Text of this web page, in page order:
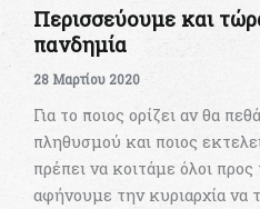
Περισσεύουμε και
πανδημία
28 Μαρτίου 2020
Για το ποιος ορίζει αν θα
πληθυσμού και ποιος
πρέπει να κοιτάμε όλοι
αφήνουμε την κυριαρχία να